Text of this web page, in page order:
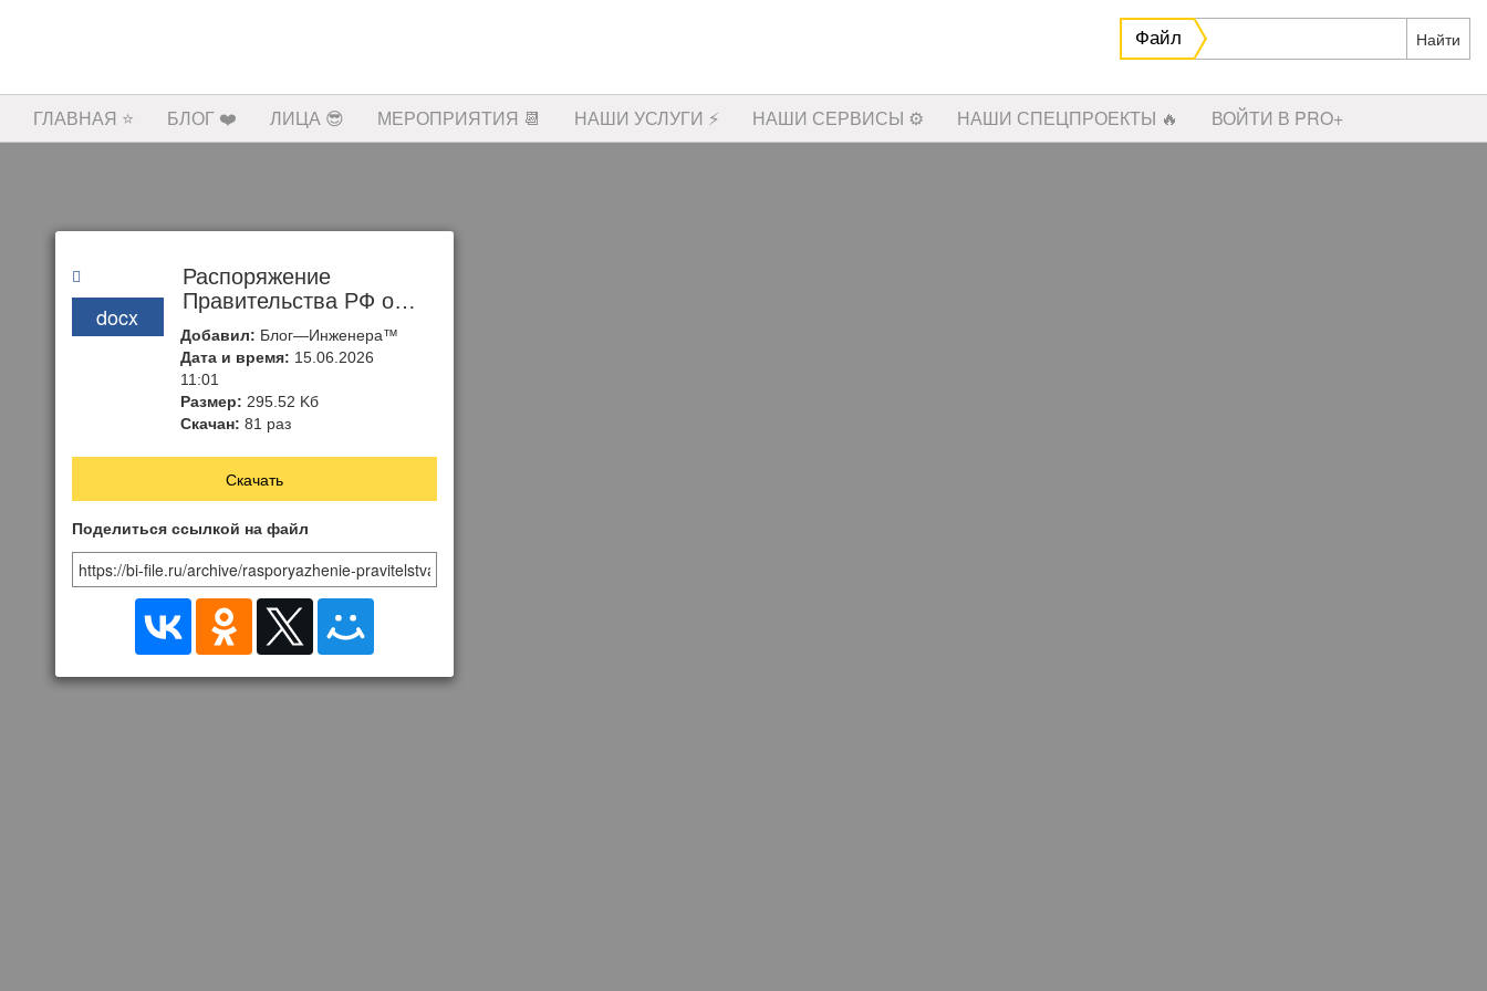
Файл
ГЛАВНАЯ ⭐️ БЛОГ ❤️ ЛИЦА 😎 МЕРОПРИЯТИЯ 📆 НАШИ УСЛУГИ ⚡️ НАШИ СЕРВИСЫ ⚙️ НАШИ СПЕЦПРОЕКТЫ 🔥 ВОЙТИ В PRO+
docx
Распоряжение
Правительства РФ от
20.08.2009 № 1226-р
(ред. от 10.04.2026)
«Об утверждении
перечня
стратегических
федеральных органов
исполнительной
власти,
обеспечивающих
реализацию единой
государственной
политики в отраслях
экономики, в которых
деятельность эти
Добавил: Блог—Инженера™
Дата и время: 15.06.2026
11:01
Размер: 295.52 Kб
Скачан: 81 раз
Скачать
Поделиться ссылкой на файл